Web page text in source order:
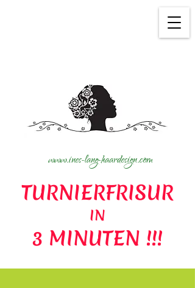
unseren Service zu verbessern.
www.ines-lang-haardesign.com
TURNIERFRISUR
IN
3 MINUTEN !!!